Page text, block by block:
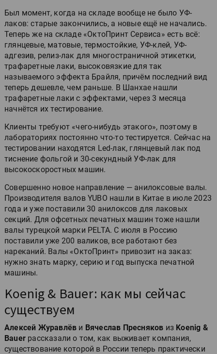
Был момент, когда на складе вообще не было УФ-
лаков: старые закончились, а новые ещё не начались.
Теперь же на складе «ОктоПринт Сервиса» есть всё:
глянцевые, матовые, термостойкие, УФ-клей, УФ-
адгезив, релиз-лак для многостраничной этикетки,
трафаретные лаки, высоковязкие для так
называемого эффекта Брайля, причём последний вид
теперь дешевле, чем раньше. В Шанхае нашли
трафаретные лаки с эффектами, через 3 месяца
начнётся их тестирование.
Клиенты требуют «чего-нибудь этакого», поэтому в
лабораториях постоянно что-то тестируется. Сейчас на
тестировании находятся Led-лак, глянцевый лак под
тиснение фольгой и 30-секундный УФ-лак для
высокоскоростных машин.
Совершенно новое направление — анилоксовые валы.
Производителя валов YUBO нашли в Китае в июле 2023
года и уже поставили 30 анилоксов для лаковых
секций. Для офсетных печатных машин тоже нашли
валы турецкой марки PELTA. С июля в Россию
поставили уже 200 валиков, все работают без
нареканий. Валы «ОктоПринт» привозит на заказ:
нужно знать марку, серию и год выпуска печатной
машины.
Koenig & Bauer: как мы сейчас
существуем
Алексей Журавлёв и Вячеслав Пресняков из Koenig &
Bauer рассказали о том, как выживает компания,
существование которой в России теперь практически